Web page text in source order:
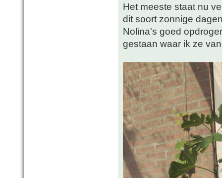
Het meeste staat nu
dit soort zonnige
Nolina's goed
gestaan waar ik ze